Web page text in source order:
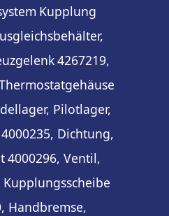
Kupplung
4267219,
Pilotlager,
4000235, Dichtung,
4000296, Ventil,
Kupplungsscheibe
Handbremse,